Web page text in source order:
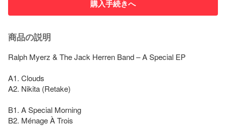
購入手続きへ
商品の説明
Ralph Myerz & The Jack Herren Band – A Special EP
A1. Clouds
A2. Nikita (Retake)
B1. A Special Morning
B2. Ménage À Trois